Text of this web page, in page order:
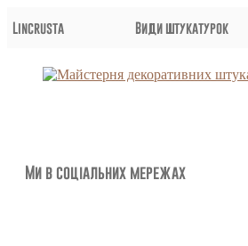
Lincrusta Види штукатурок
Ми в соціальних мережах